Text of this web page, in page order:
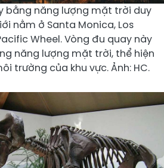
bằng năng lượng mặt trời duy
nằm ở Santa Monica, Los
Wheel. Vòng đu quay này
năng lượng mặt trời, thể hiện
trường của khu vực. Ảnh: HC.